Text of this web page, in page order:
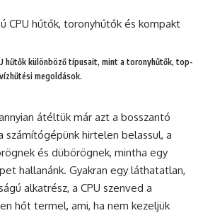
hűtők különböző típusait, mint a toronyhűtők, top-
megoldások.
átéltük már azt a bosszantó
számítógépünk hirtelen belassul, a
és dübörögnek, mintha egy
hallanánk. Gyakran egy láthatatlan,
alkatrész, a CPU szenved a
hőt termel, ami, ha nem kezeljük